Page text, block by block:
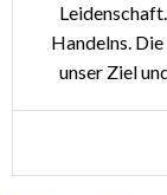
Handelns.
unser Ziel